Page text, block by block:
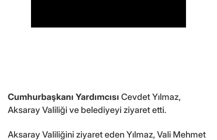
Cumhurbaşkanı Yardımcısı Cevdet Yılmaz,
Aksaray Valiliği ve belediyeyi ziyaret etti.
Aksaray Valiliğini ziyaret eden Yılmaz, Vali Mehmet